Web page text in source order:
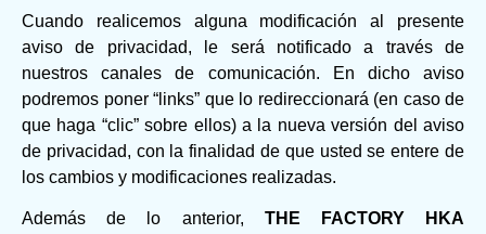
Cuando realicemos alguna modificación al presente
aviso de privacidad, le será notificado a través de
nuestros canales de comunicación. En dicho aviso
podremos poner “links” que lo redireccionará (en caso de
que haga “clic” sobre ellos) a la nueva versión del aviso
de privacidad, con la finalidad de que usted se entere de
los cambios y modificaciones realizadas.
Además de lo anterior, THE FACTORY HKA